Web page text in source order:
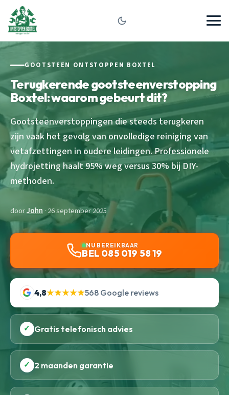
GOOTSTEEN ONTSTOPPEN BOXTEL
Terugkerende gootsteenverstopping
Boxtel: waarom gebeurt dit?
Gootsteenverstoppingen die steeds terugkeren
zijn vaak het gevolg van onvolledige reiniging van
vetafzettingen in oudere leidingen. Professionele
hydrojetting haalt 95% weg versus 30% bij DIY-
methoden.
doorJohn · 26 september 2025
NU BEREIKBAAR
BEL 085 019 58 19
4,8★★★★★568 Google reviews
✓ Gratis telefonisch advies
✓ 2 maanden garantie